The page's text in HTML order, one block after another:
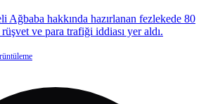
Ağbaba hakkında hazırlanan fezlekede 80
ve para trafiği iddiası yer aldı.